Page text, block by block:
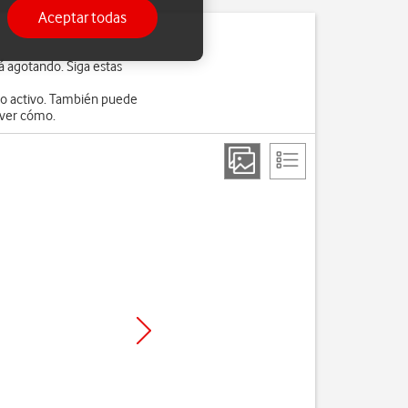
Siga estas
activo. También puede
cómo.
Aceptar todas